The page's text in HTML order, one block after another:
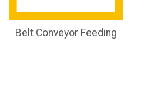
Belt Conveyor Feeding